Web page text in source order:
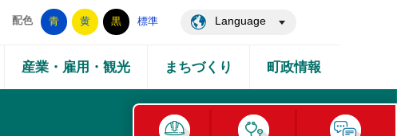
配色 青 黄 黒 標準 Language
産業・雇用・観光 まちづくり 町政情報